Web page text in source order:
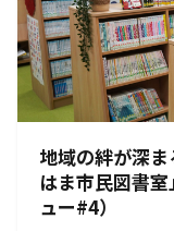
地域の絆が深
はま市民図書
ュー#4）